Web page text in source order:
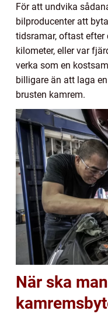
För att undvika
bilproducenter att
tidsramar, oftast efter
kilometer, eller var
verka som en
billigare än att laga
brusten kamrem.
När ska